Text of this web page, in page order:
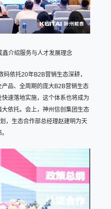
介绍服务与人才发展理念
依托20年B2B营销生态深耕，
品、全周期的庞大B2B营销生态
速落地实施，这个体系也将成为
依托。会上，神州信创集团生态
，生态合作部总经理赵建明为天